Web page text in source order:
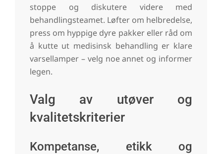
stoppe og diskutere videre med
behandlingsteamet. Løfter om helbredelse,
press om hyppige dyre pakker eller råd om
å kutte ut medisinsk behandling er klare
varsellamper – velg noe annet og informer
legen.
Valg av utøver og
kvalitetskriterier
Kompetanse, etikk og